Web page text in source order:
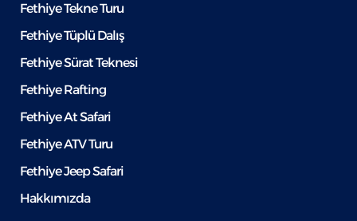
Fethiye Tekne Turu
Fethiye Tüplü Dalış
Fethiye Sürat Teknesi
Fethiye Rafting
Fethiye At Safari
Fethiye ATV Turu
Fethiye Jeep Safari
Hakkımızda